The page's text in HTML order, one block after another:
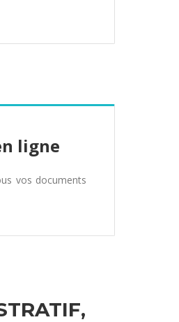
ligne
vos documents